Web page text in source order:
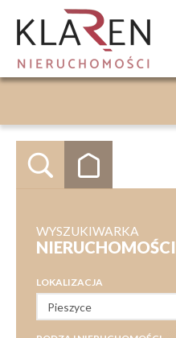
WYSZUKIWARKA
NIERUCHOMOŚCI
LOKALIZACJA